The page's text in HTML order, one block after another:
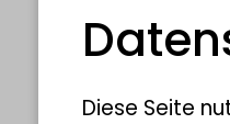
Diese Seite